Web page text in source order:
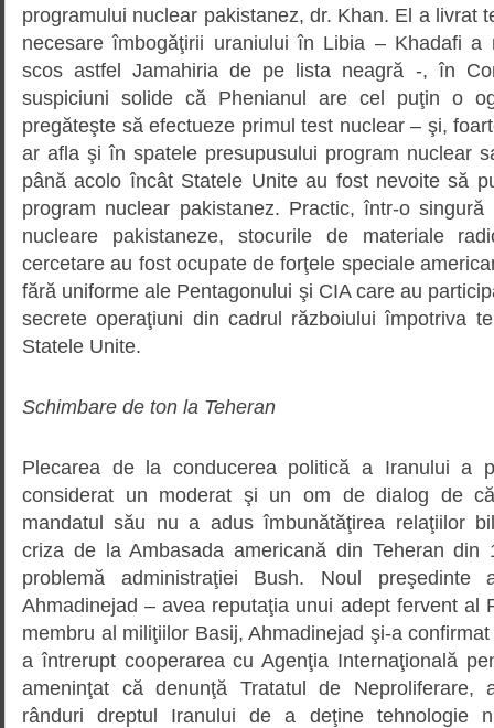
programului nuclear pakistanez, dr. Khan. El a livrat
necesare îmbogăţirii uraniului în Libia – Khadafi
scos astfel Jamahiria de pe lista neagră -, în
suspiciuni solide că Phenianul are cel puţin o
pregăteşte să efectueze primul test nuclear – şi,
ar afla şi în spatele presupusului program nuclear
până acolo încât Statele Unite au fost nevoite să
program nuclear pakistanez. Practic, într-o
nucleare pakistaneze, stocurile de materiale
cercetare au fost ocupate de forţele speciale
fără uniforme ale Pentagonului şi CIA care au
secrete operaţiuni din cadrul războiului împotriva
Statele Unite.
Schimbare de ton la Teheran
Plecarea de la conducerea politică a Iranului a
considerat un moderat şi un om de dialog de
mandatul său nu a adus îmbunătăţirea relaţiilor
criza de la Ambasada americană din Teheran
problemă administraţiei Bush. Noul
Ahmadinejad – avea reputaţia unui adept fervent al
membru al miliţiilor Basij, Ahmadinejad şi-a
a întrerupt cooperarea cu Agenţia Internaţională
ameninţat că denunţă Tratatul de Neproliferare,
rânduri dreptul Iranului de a deţine tehnologie